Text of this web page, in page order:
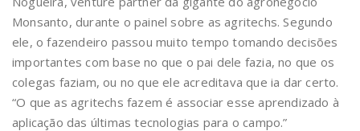
Monsanto, durante o painel sobre as agritechs. Segundo
ele, o fazendeiro passou muito tempo tomando decisões
importantes com base no que o pai dele fazia, no que os
colegas faziam, ou no que ele acreditava que ia dar certo.
“O que as agritechs fazem é associar esse aprendizado à
aplicação das últimas tecnologias para o campo.”